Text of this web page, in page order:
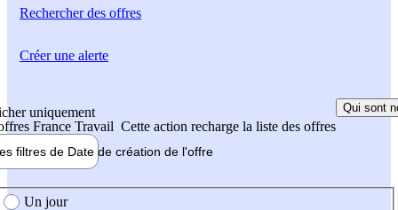
Rechercherdes offres
uniquement
France Travail Cette action recharge la liste des offres
Qui sont
filtres de Date de création de l'offre
création de l'offre
Un jour
Créer une alerte